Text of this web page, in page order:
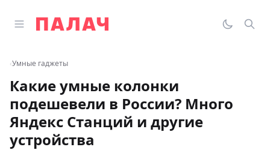
Открыть главное меню
Палач
‹Умные гаджеты
Какие умные колонки
подешевели в России? Много
Яндекс Станций и другие
устройства